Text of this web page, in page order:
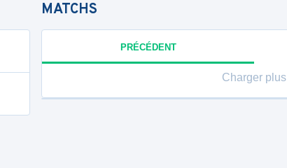
MATCHS
PRÉCÉDENT
Charger plus